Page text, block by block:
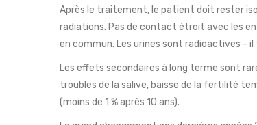
Après le traitement, le patient doit rester
radiations. Pas de contact étroit avec les
en commun. Les urines sont radioactives -
Les effets secondaires à long terme sont
troubles de la salive, baisse de la fertilité
(moins de 1 % après 10 ans).